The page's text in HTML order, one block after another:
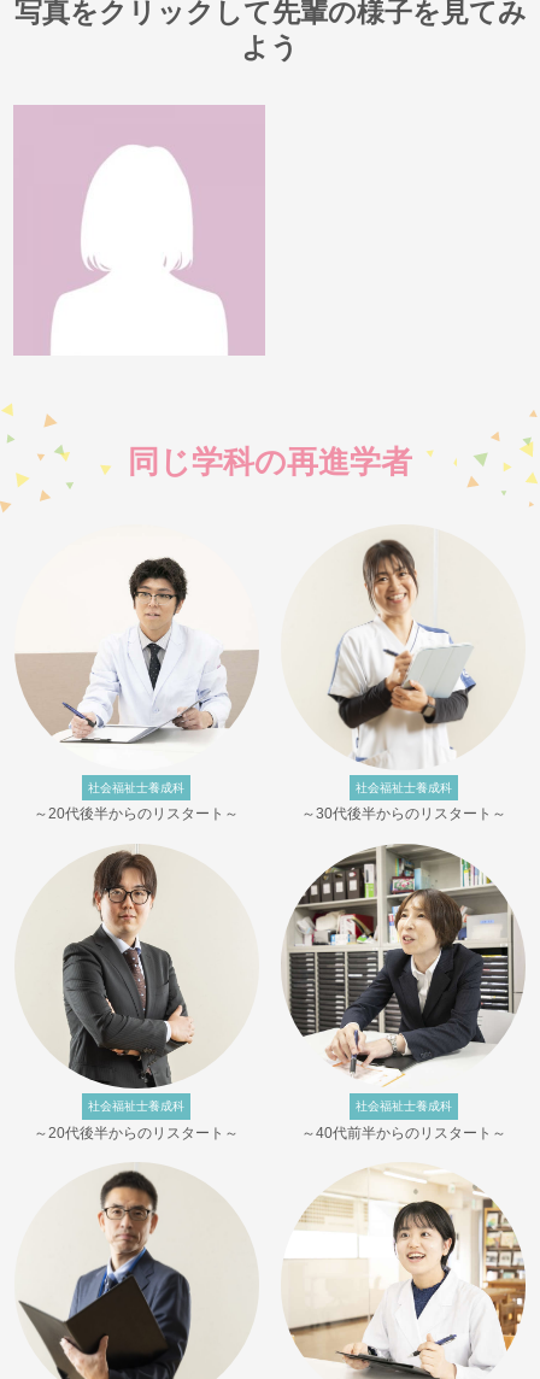
写真をクリックして先輩の様子を見てみ
よう
同じ学科の再進学者
社会福祉士養成科
～20代後半からのリスタート～
社会福祉士養成科
～30代後半からのリスタート～
社会福祉士養成科
～20代後半からのリスタート～
社会福祉士養成科
～40代前半からのリスタート～